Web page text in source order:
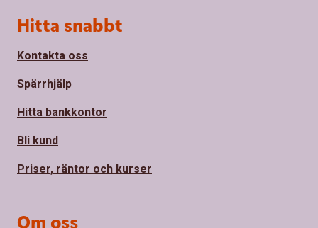
Sidfot
Hitta snabbt
Kontakta oss
Spärrhjälp
Hitta bankkontor
Bli kund
Priser, räntor och kurser